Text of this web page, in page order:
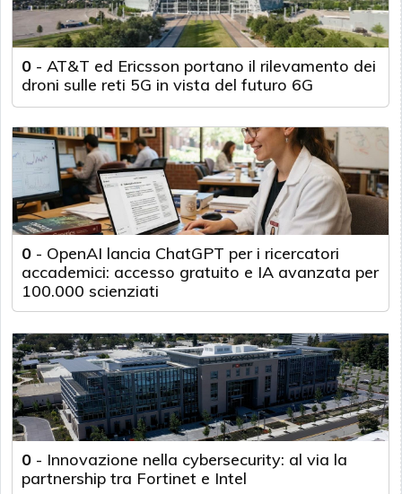
0 - AT&T ed Ericsson portano il rilevamento dei
droni sulle reti 5G in vista del futuro 6G
0 - OpenAI lancia ChatGPT per i ricercatori
accademici: accesso gratuito e IA avanzata per
100.000 scienziati
0 - Innovazione nella cybersecurity: al via la
partnership tra Fortinet e Intel